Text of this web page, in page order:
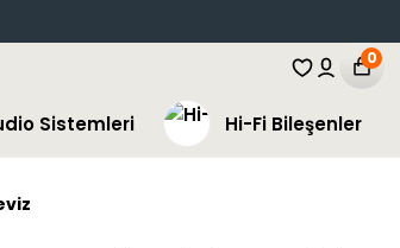
0
Sistemleri Hi-Fi Bileşenler